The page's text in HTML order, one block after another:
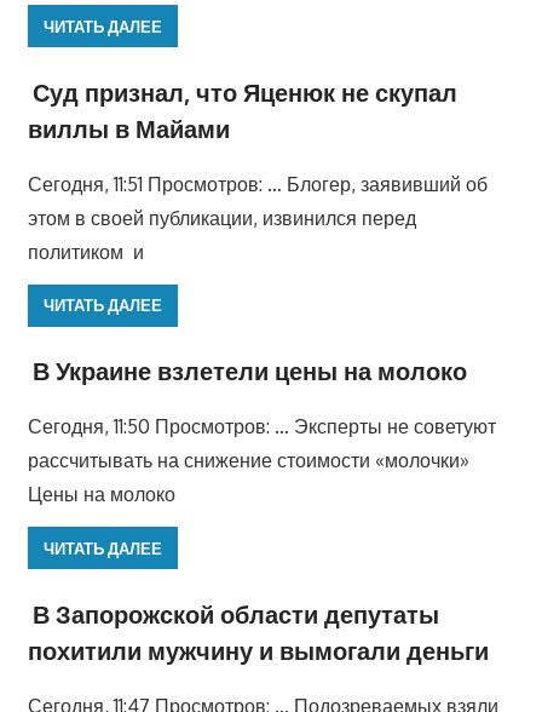
ЧИТАТЬ ДАЛЕЕ
Суд признал, что Яценюк не скупал
виллы в Майами
Сегодня, 11:51 Просмотров: … Блогер, заявивший об
этом в своей публикации, извинился перед
политиком и
ЧИТАТЬ ДАЛЕЕ
В Украине взлетели цены на молоко
Сегодня, 11:50 Просмотров: … Эксперты не советуют
рассчитывать на снижение стоимости «молочки»
Цены на молоко
ЧИТАТЬ ДАЛЕЕ
В Запорожской области депутаты
похитили мужчину и вымогали деньги
Сегодня, 11:47 Просмотров: … Подозреваемых взяли